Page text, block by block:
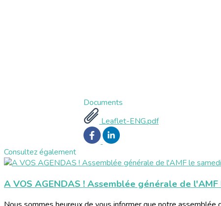
Documents
Leaflet-ENG.pdf
Consultez également
A VOS AGENDAS ! Assemblée générale de